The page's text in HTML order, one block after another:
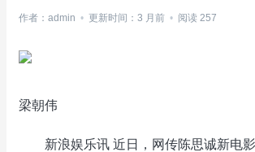
作者：admin • 更新时间：3 月前 • 阅读 257
梁朝伟
新浪娱乐讯 近日，网传陈思诚新电影